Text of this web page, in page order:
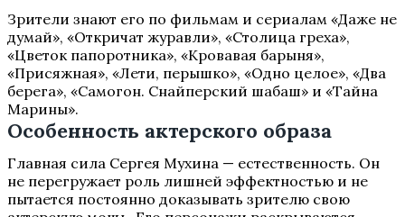
Зрители знают его по фильмам и сериалам «Даже не
думай», «Откричат журавли», «Столица греха»,
«Цветок папоротника», «Кровавая барыня»,
«Присяжная», «Лети, перышко», «Одно целое», «Два
берега», «Самогон. Снайперский шабаш» и «Тайна
Марины».
Особенность актерского образа
Главная сила Сергея Мухина — естественность. Он
не перегружает роль лишней эффектностью и не
пытается постоянно доказывать зрителю свою